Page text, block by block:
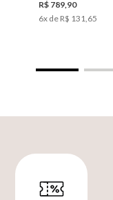
R$ 789 90
6x de R$ 131 65